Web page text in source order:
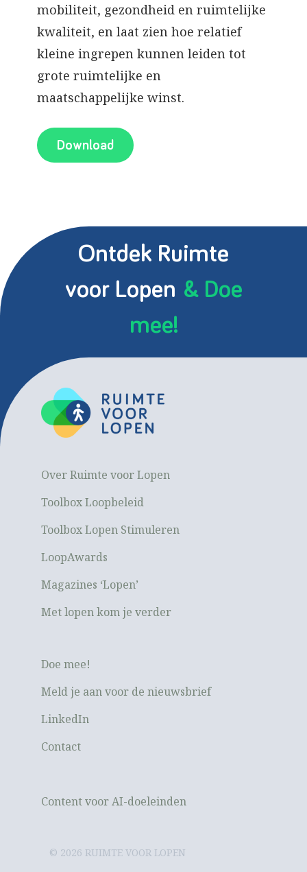
mobiliteit, gezondheid en ruimtelijke
kwaliteit, en laat zien hoe relatief
kleine ingrepen kunnen leiden tot
grote ruimtelijke en
maatschappelijke winst.
Download
Ontdek Ruimte
voor Lopen & Doe
mee!
Over Ruimte voor Lopen
Toolbox Loopbeleid
Toolbox Lopen Stimuleren
LoopAwards
Magazines ‘Lopen’
Met lopen kom je verder
Doe mee!
Meld je aan voor de nieuwsbrief
LinkedIn
Contact
Content voor AI-doeleinden
© 2026 RUIMTE VOOR LOPEN